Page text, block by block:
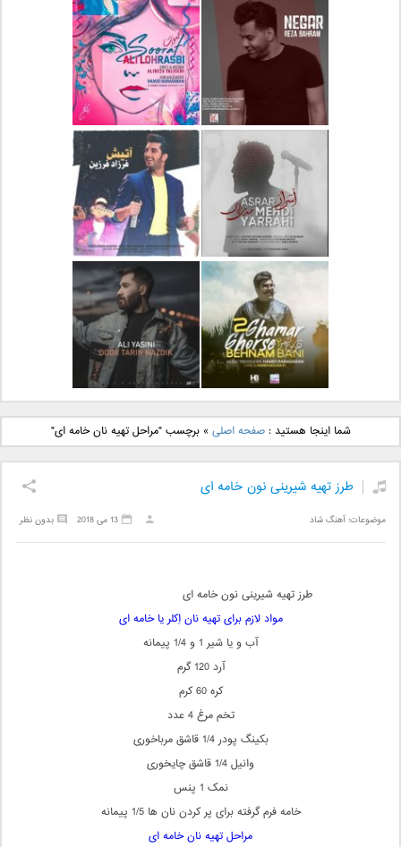
دانلود آلبوم جدید سیروان
خسروی بنام مونولوگ
دانلود آهنگ جدید علیرضا
قربانی بنام خیال خوش
دانلود آهنگ جدید رضا
بهرام بنام نگار
دانلود آهنگ جدید علی
لهراسبی بنام صورت
دانلود آهنگ جدید مهدی
یراحی بنام اسرار
دانلود آهنگ جدید فرزاد
فرزین بنام آتیش
دانلود آهنگ جدید بهنام
بانی بنام قرص قمر 2
دانلود آهنگ جدید علی
یاسینی بنام دورترین نزدیک
شما اینجا هستید :صفحه اصلی »برچسب "مراحل تهیه نان خامه ای"
طرز تهیه شیرینی نون خامه ای
موضوعات:آهنگ شاد بدون نظر 13 می 2018
طرز تهیه شیرینی نون خامه ای
مواد لازم برای تهیه نان اِکلر یا خامه ای
آب و یا شیر 1 و 1/4 پیمانه
آرد 120 گرم
کره 60 کرم
تخم مرغ 4 عدد
بکینگ پودر 1/4 قاشق مرباخوری
وانیل 1/4 قاشق چایخوری
نمک 1 پنس
خامه فرم گرفته برای پر کردن نان ها 1/5 پیمانه
مراحل تهیه نان خامه ای